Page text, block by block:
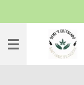
Hauptinhalt
springen